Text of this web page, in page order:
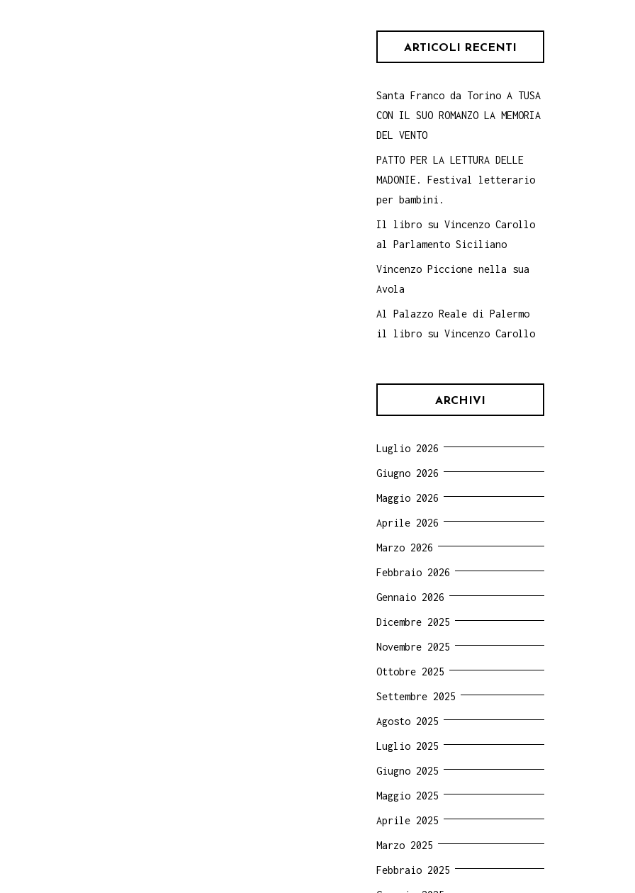
ARTICOLI RECENTI
Santa Franco da Torino A TUSA
CON IL SUO ROMANZO LA MEMORIA
DEL VENTO
PATTO PER LA LETTURA DELLE
MADONIE. Festival letterario
per bambini.
Il libro su Vincenzo Carollo
al Parlamento Siciliano
Vincenzo Piccione nella sua
Avola
Al Palazzo Reale di Palermo
il libro su Vincenzo Carollo
ARCHIVI
Luglio 2026
Giugno 2026
Maggio 2026
Aprile 2026
Marzo 2026
Febbraio 2026
Gennaio 2026
Dicembre 2025
Novembre 2025
Ottobre 2025
Settembre 2025
Agosto 2025
Luglio 2025
Giugno 2025
Maggio 2025
Aprile 2025
Marzo 2025
Febbraio 2025